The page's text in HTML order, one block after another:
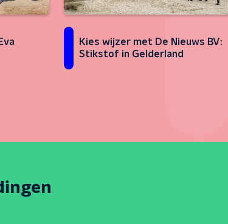
Kies wijzer met De Nieuws BV:
Stikstof in Gelderland